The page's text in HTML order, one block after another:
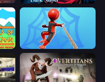
World of Stickman Classic RTS Web Master